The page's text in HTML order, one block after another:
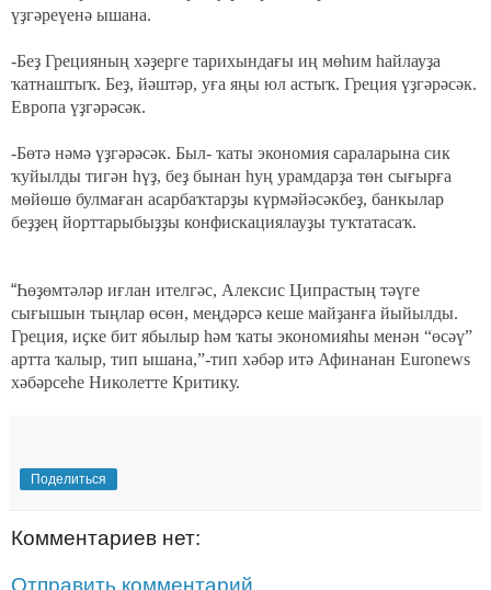
үҙгәреүенә ышана.
-Беҙ Грецияның хәҙерге тарихындағы иң мөһим һайлауҙа
ҡатнаштыҡ. Беҙ, йәштәр, уға яңы юл астыҡ. Греция үҙгәрәсәк.
Европа үҙгәрәсәк.
-Бөтә нәмә үҙгәрәсәк. Был- ҡаты экономия сараларына сик
ҡуйылды тигән һүҙ, беҙ бынан һуң урамдарҙа төн сығырға
мөйөшө булмаған асарбаҡтарҙы күрмәйәсәкбеҙ, банкылар
беҙҙең йорттарыбыҙҙы конфискациялауҙы туҡтатасаҡ.
“Һөҙөмтәләр иғлан ителгәс, Алексис Ципрастың тәүге
сығышын тыңлар өсөн, меңдәрсә кеше майҙанға йыйылды.
Греция, иҫке бит ябылыр һәм ҡаты экономияһы менән “өсәү”
артта ҡалыр, тип ышана,”-тип хәбәр итә Афинанан Euronews
хәбәрсеһе Николетте Критику.
Поделиться
Комментариев нет: